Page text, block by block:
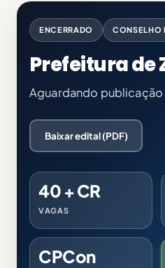
ENCERRADO CONSELHO
Prefeitura de
Aguardando
Baixar edital (PDF)
40 + CR
VAGAS
CPCon